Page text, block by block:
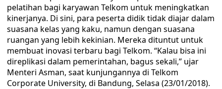
pelatihan bagi karyawan Telkom untuk meningkatkan
kinerjanya. Di sini, para peserta didik tidak diajar dalam
suasana kelas yang kaku, namun dengan suasana
ruangan yang lebih kekinian. Mereka dituntut untuk
membuat inovasi terbaru bagi Telkom. “Kalau bisa ini
direplikasi dalam pemerintahan, bagus sekali,” ujar
Menteri Asman, saat kunjungannya di Telkom
Corporate University, di Bandung, Selasa (23/01/2018).